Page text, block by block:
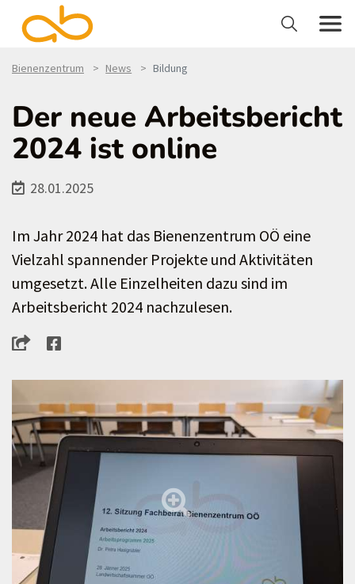
Bienenzentrum News Bildung
Der neue Arbeitsbericht
2024 ist online
28.01.2025
Im Jahr 2024 hat das Bienenzentrum OÖ eine
Vielzahl spannender Projekte und Aktivitäten
umgesetzt. Alle Einzelheiten dazu sind im
Arbeitsbericht 2024 nachzulesen.